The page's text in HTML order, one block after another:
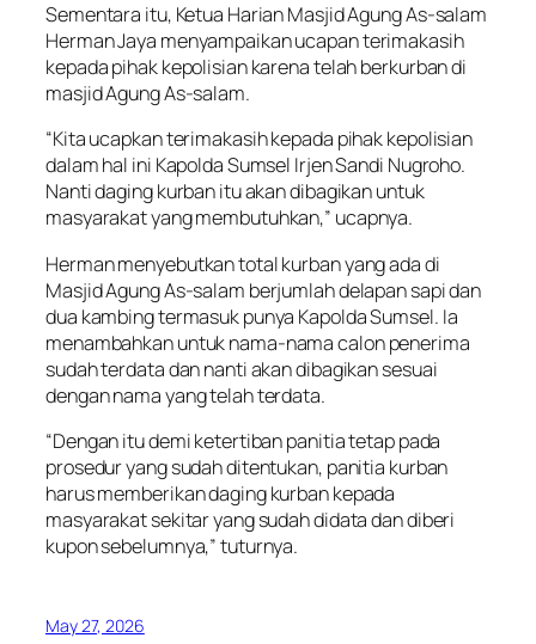
Sementara itu, Ketua Harian Masjid Agung As-salam
Herman Jaya menyampaikan ucapan terimakasih
kepada pihak kepolisian karena telah berkurban di
masjid Agung As-salam.
“Kita ucapkan terimakasih kepada pihak kepolisian
dalam hal ini Kapolda Sumsel Irjen Sandi Nugroho.
Nanti daging kurban itu akan dibagikan untuk
masyarakat yang membutuhkan,” ucapnya.
Herman menyebutkan total kurban yang ada di
Masjid Agung As-salam berjumlah delapan sapi dan
dua kambing termasuk punya Kapolda Sumsel. Ia
menambahkan untuk nama-nama calon penerima
sudah terdata dan nanti akan dibagikan sesuai
dengan nama yang telah terdata.
“Dengan itu demi ketertiban panitia tetap pada
prosedur yang sudah ditentukan, panitia kurban
harus memberikan daging kurban kepada
masyarakat sekitar yang sudah didata dan diberi
kupon sebelumnya,” tuturnya.
May 27, 2026